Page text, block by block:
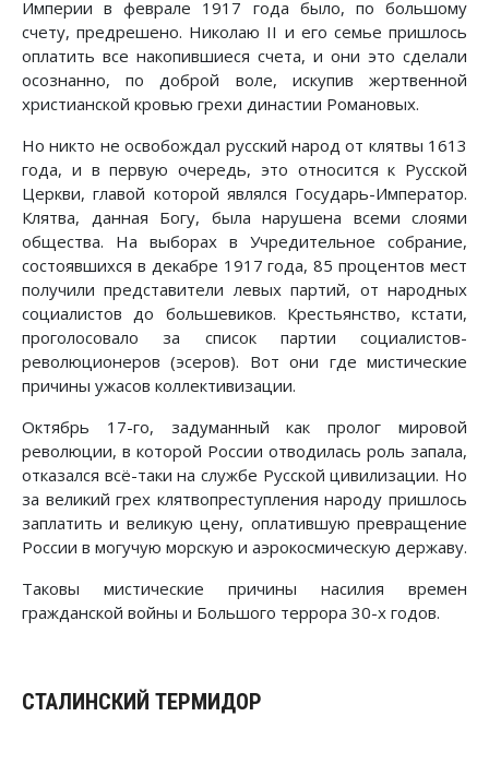
Империи в феврале 1917 года было, по большому
счету, предрешено. Николаю II и его семье пришлось
оплатить все накопившиеся счета, и они это сделали
осознанно, по доброй воле, искупив жертвенной
христианской кровью грехи династии Романовых.
Но никто не освобождал русский народ от клятвы 1613
года, и в первую очередь, это относится к Русской
Церкви, главой которой являлся Государь-Император.
Клятва, данная Богу, была нарушена всеми слоями
общества. На выборах в Учредительное собрание,
состоявшихся в декабре 1917 года, 85 процентов мест
получили представители левых партий, от народных
социалистов до большевиков. Крестьянство, кстати,
проголосовало за список партии социалистов-
революционеров (эсеров). Вот они где мистические
причины ужасов коллективизации.
Октябрь 17-го, задуманный как пролог мировой
революции, в которой России отводилась роль запала,
отказался всё-таки на службе Русской цивилизации. Но
за великий грех клятвопреступления народу пришлось
заплатить и великую цену, оплатившую превращение
России в могучую морскую и аэрокосмическую державу.
Таковы мистические причины насилия времен
гражданской войны и Большого террора 30-х годов.
СТАЛИНСКИЙ ТЕРМИДОР